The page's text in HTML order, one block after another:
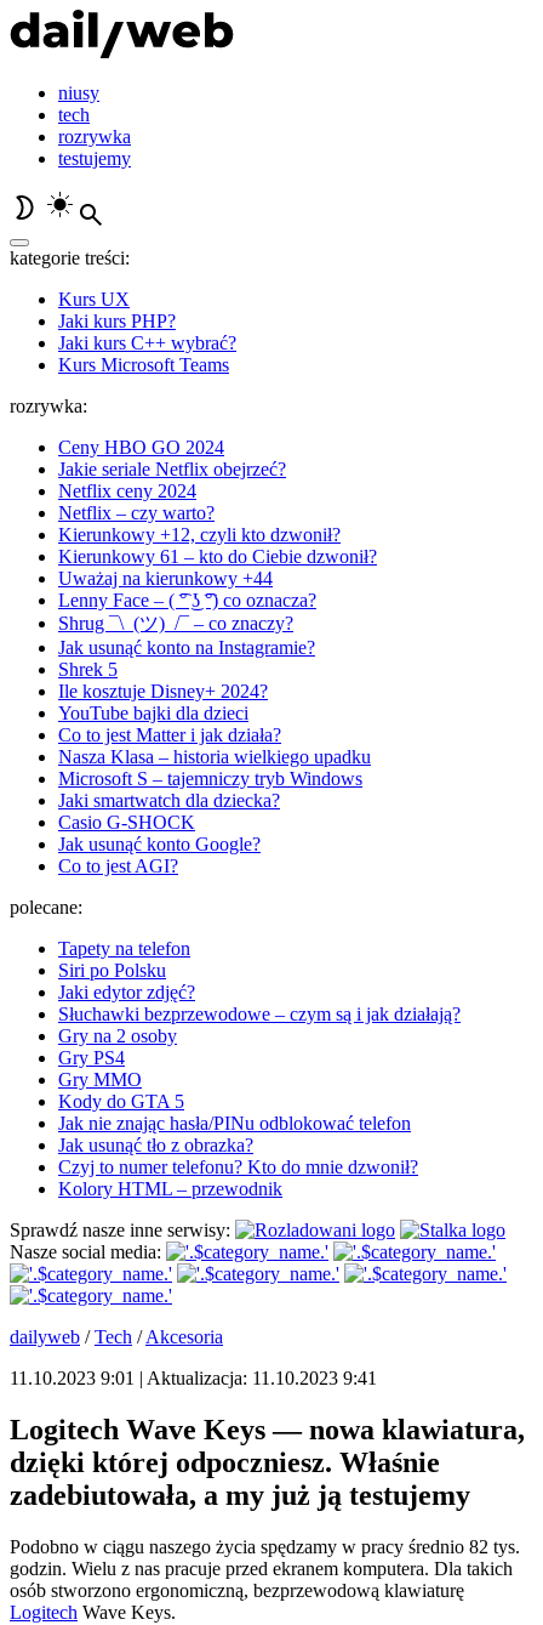
niusy
tech
rozrywka
testujemy
kategorie treści:
Kurs UX
Jaki kurs PHP?
Jaki kurs C++ wybrać?
Kurs Microsoft Teams
rozrywka:
Ceny HBO GO 2024
Jakie seriale Netflix obejrzeć?
Netflix ceny 2024
Netflix – czy warto?
Kierunkowy +12, czyli kto dzwonił?
Kierunkowy 61 – kto do Ciebie dzwonił?
Uważaj na kierunkowy +44
Lenny Face – ( ͡° ͜ʖ ͡°) co oznacza?
Shrug ¯\_(ツ)_/¯ – co znaczy?
Jak usunąć konto na Instagramie?
Shrek 5
Ile kosztuje Disney+ 2024?
YouTube bajki dla dzieci
Co to jest Matter i jak działa?
Nasza Klasa – historia wielkiego upadku
Microsoft S – tajemniczy tryb Windows
Jaki smartwatch dla dziecka?
Casio G-SHOCK
Jak usunąć konto Google?
Co to jest AGI?
polecane:
Tapety na telefon
Siri po Polsku
Jaki edytor zdjęć?
Słuchawki bezprzewodowe – czym są i jak działają?
Gry na 2 osoby
Gry PS4
Gry MMO
Kody do GTA 5
Jak nie znając hasła/PINu odblokować telefon
Jak usunąć tło z obrazka?
Czyj to numer telefonu? Kto do mnie dzwonił?
Kolory HTML – przewodnik
Sprawdź nasze inne serwisy:
Nasze social media:
dailyweb /Tech /Akcesoria
11.10.2023 9:01 | Aktualizacja: 11.10.2023 9:41
Logitech Wave Keys — nowa klawiatura,
dzięki której odpoczniesz. Właśnie
zadebiutowała, a my już ją testujemy
Podobno w ciągu naszego życia spędzamy w pracy średnio 82 tys.
godzin. Wielu z nas pracuje przed ekranem komputera. Dla takich
osób stworzono ergonomiczną, bezprzewodową klawiaturę
Logitech Wave Keys.